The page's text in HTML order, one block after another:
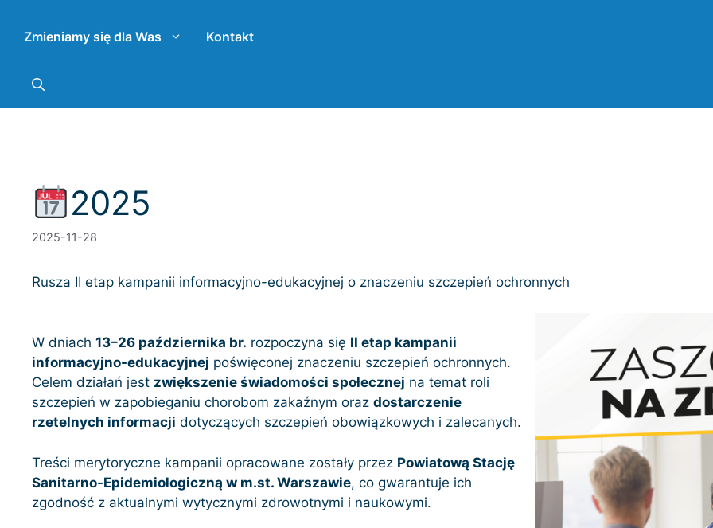
Zmieniamy się dla Was Kontakt
2025
2025-11-28
Rusza II etap kampanii informacyjno-edukacyjnej o znaczeniu szczepień ochronnych
W dniach 13–26 października br. rozpoczyna się II etap kampanii
informacyjno-edukacyjnej poświęconej znaczeniu szczepień ochronnych.
Celem działań jest zwiększenie świadomości społecznej na temat roli
szczepień w zapobieganiu chorobom zakaźnym oraz dostarczenie
rzetelnych informacji dotyczących szczepień obowiązkowych i zalecanych.
Treści merytoryczne kampanii opracowane zostały przez Powiatową Stację
Sanitarno-Epidemiologiczną w m.st. Warszawie, co gwarantuje ich
zgodność z aktualnymi wytycznymi zdrowotnymi i naukowymi.